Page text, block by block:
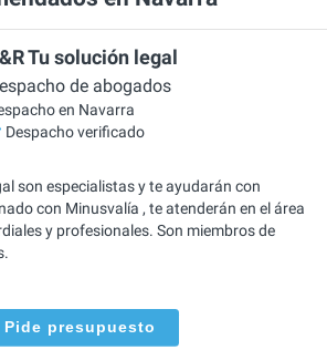
Tu solución legal
de abogados
en Navarra
Despacho verificado
son especialistas y te ayudarán con
con Minusvalía , te atenderán en el área
y profesionales. Son miembros de
Pide presupuesto